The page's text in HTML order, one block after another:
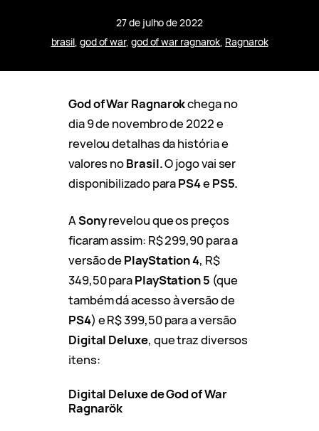
27 de julho de 2022
brasil, god of war, god of war ragnarok, Ragnarok
God of War Ragnarokchega no
dia 9 de novembro de 2022 e
revelou detalhas da história e
valores noBrasil.O jogo vai ser
disponibilizado paraPS4ePS5.
ASonyrevelou que os preços
ficaram assim: R$ 299,90 para a
versão dePlayStation 4, R$
349,50 paraPlayStation 5 (que
também dá acesso à versão de
PS4) e R$ 399,50 para a versão
Digital Deluxe, que traz diversos
itens:
Digital Deluxe de God of War
Ragnarök